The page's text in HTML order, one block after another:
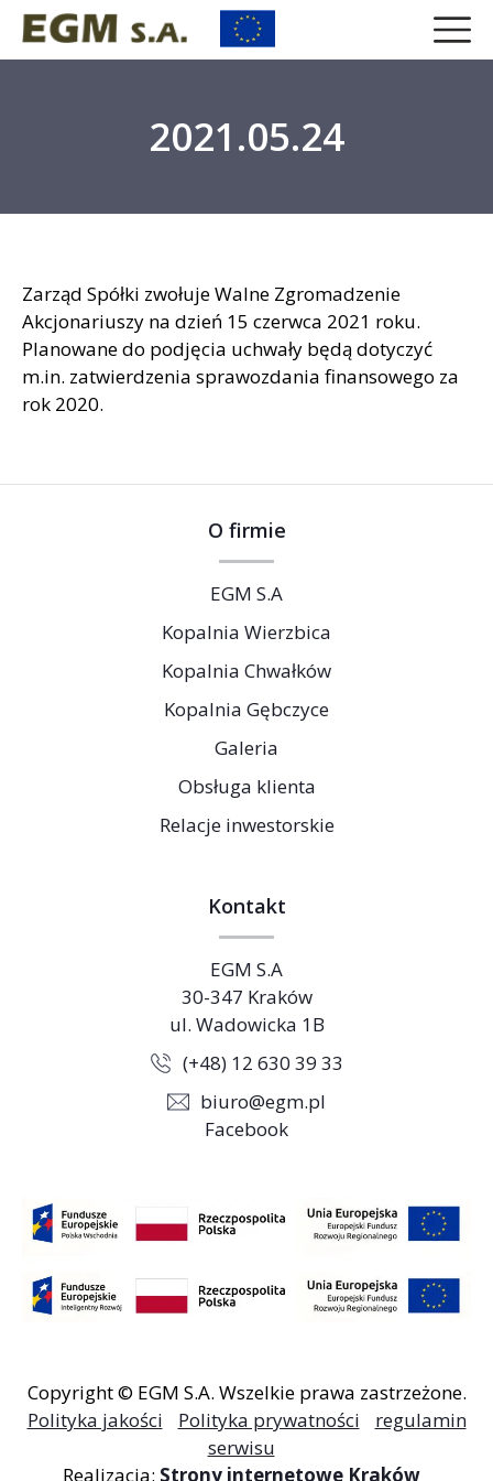
2021.05.24
Zarząd Spółki zwołuje Walne Zgromadzenie
Akcjonariuszy na dzień 15 czerwca 2021 roku.
Planowane do podjęcia uchwały będą dotyczyć
m.in. zatwierdzenia sprawozdania finansowego za
rok 2020.
O firmie
EGM S.A
Kopalnia Wierzbica
Kopalnia Chwałków
Kopalnia Gębczyce
Galeria
Obsługa klienta
Relacje inwestorskie
Kontakt
EGM S.A
30-347 Kraków
ul. Wadowicka 1B
(+48) 12 630 39 33
biuro@egm.pl
Facebook
Copyright © EGM S.A. Wszelkie prawa zastrzeżone.
Polityka jakości
Polityka prywatności
regulamin
serwisu
Realizacja: Strony internetowe Kraków